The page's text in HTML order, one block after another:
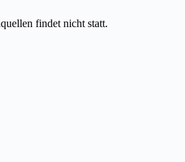
findet nicht statt.